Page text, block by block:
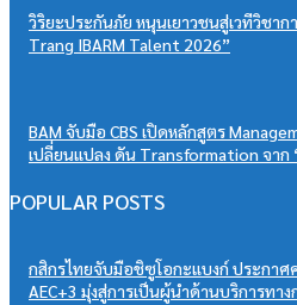
วิริยะประกันภัย หนุนเยาวชนสู่เวทีวิชา
Trang IBARM Talent 2026”
BAM จับมือ CBS เปิดหลักสูตร
เปลี่ยนแปลง ดัน Transformation จาก
POPULAR POSTS
กสิกรไทยจับมือชิซูโอกะแบงก์ ประกาศ
AEC+3 มุ่งสู่การเป็นผู้นำด้านบริการทา